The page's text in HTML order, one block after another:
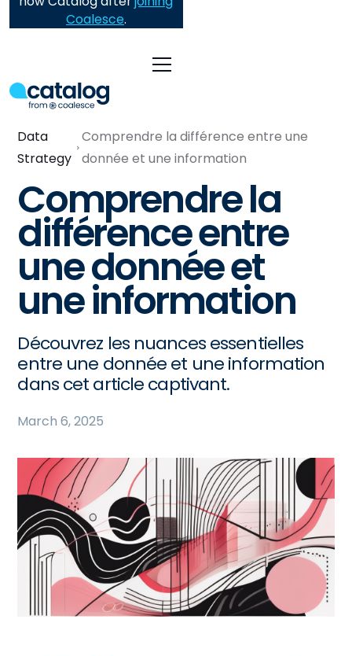
Coalesce.
Data
Strategy
Comprendre la différence entre une
donnée et une information
Comprendre la
différence entre
une donnée et
une information
Découvrez les nuances essentielles
entre une donnée et une information
dans cet article captivant.
March 6, 2025